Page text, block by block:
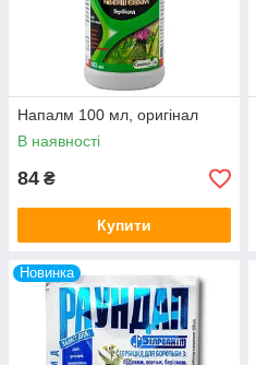
Напалм 100 мл, оригінал
В наявності
84 ₴
Купити
Новинка